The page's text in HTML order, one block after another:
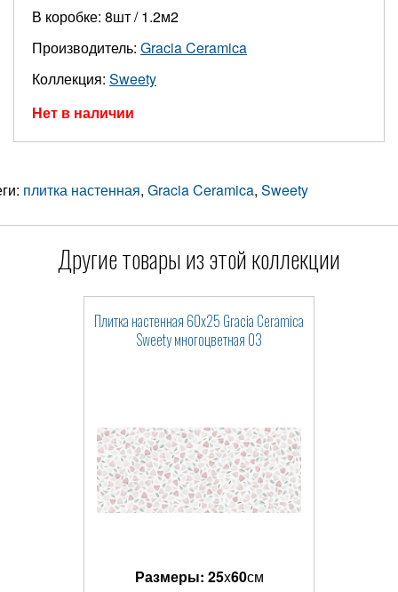
В коробке: 8шт / 1.2м2
Производитель: Gracia Ceramica
Коллекция: Sweety
Нет в наличии
плитка настенная, Gracia Ceramica, Sweety
Другие товары из этой коллекции
Плитка настенная 60x25 Gracia Ceramica
Sweety многоцветная 03
Размеры: 25x60см